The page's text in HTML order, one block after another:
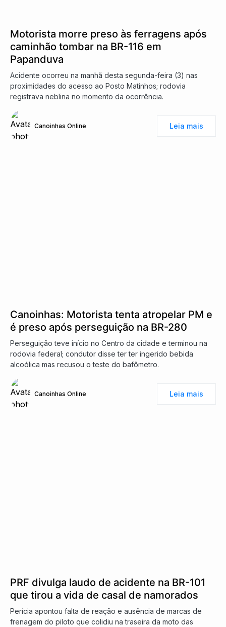
Motorista morre preso às ferragens após
caminhão tombar na BR-116 em
Papanduva
Acidente ocorreu na manhã desta segunda-feira (3) nas
proximidades do acesso ao Posto Matinhos; rodovia
registrava neblina no momento da ocorrência.
Canoinhas Online Leia mais
Canoinhas: Motorista tenta atropelar PM e
é preso após perseguição na BR-280
Perseguição teve início no Centro da cidade e terminou na
rodovia federal; condutor disse ter ter ingerido bebida
alcoólica mas recusou o teste do bafômetro.
Canoinhas Online Leia mais
PRF divulga laudo de acidente na BR-101
que tirou a vida de casal de namorados
Perícia apontou falta de reação e ausência de marcas de
frenagem do piloto que colidiu na traseira da moto das